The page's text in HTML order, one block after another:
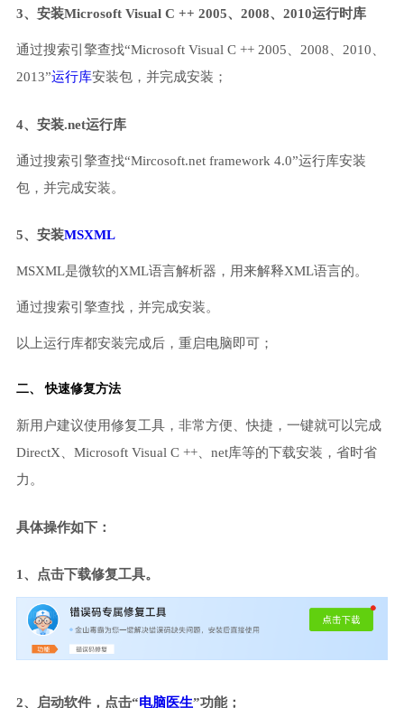
3、安装Microsoft Visual C ++ 2005、2008、2010运行时库
通过搜索引擎查找“Microsoft Visual C ++ 2005、2008、2010、
2013”运行库安装包，并完成安装；
4、安装.net运行库
通过搜索引擎查找“Mircosoft.net framework 4.0”运行库安装
包，并完成安装。
5、安装MSXML
MSXML是微软的XML语言解析器，用来解释XML语言的。
通过搜索引擎查找，并完成安装。
以上运行库都安装完成后，重启电脑即可；
二、 快速修复方法
新用户建议使用修复工具，非常方便、快捷，一键就可以完成
DirectX、Microsoft Visual C ++、net库等的下载安装，省时省
力。
具体操作如下：
1、点击下载修复工具。
2、启动软件，点击“电脑医生”功能；